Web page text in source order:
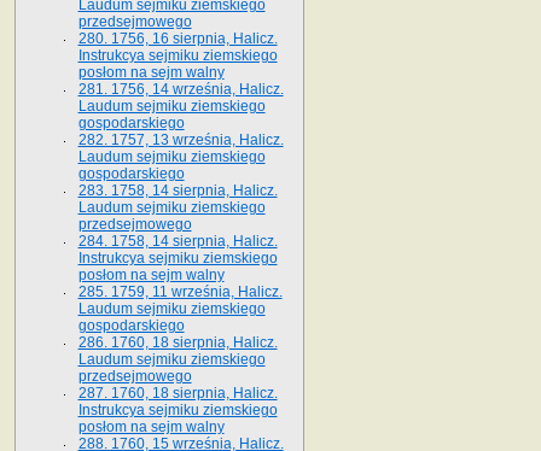
Laudum sejmiku ziemskiego
przedsejmowego
280. 1756, 16 sierpnia, Halicz.
Instrukcya sejmiku ziemskiego
posłom na sejm walny
281. 1756, 14 września, Halicz.
Laudum sejmiku ziemskiego
gospodarskiego
282. 1757, 13 września, Halicz.
Laudum sejmiku ziemskiego
gospodarskiego
283. 1758, 14 sierpnia, Halicz.
Laudum sejmiku ziemskiego
przedsejmowego
284. 1758, 14 sierpnia, Halicz.
Instrukcya sejmiku ziemskiego
posłom na sejm walny
285. 1759, 11 września, Halicz.
Laudum sejmiku ziemskiego
gospodarskiego
286. 1760, 18 sierpnia, Halicz.
Laudum sejmiku ziemskiego
przedsejmowego
287. 1760, 18 sierpnia, Halicz.
Instrukcya sejmiku ziemskiego
posłom na sejm walny
288. 1760, 15 września, Halicz.